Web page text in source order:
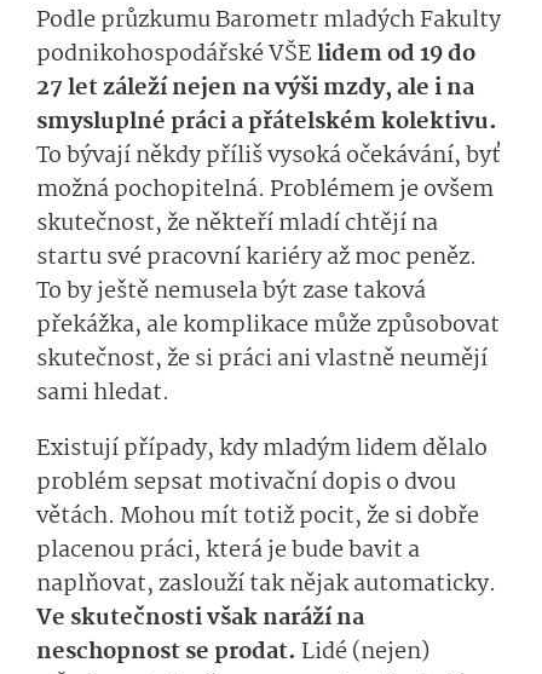
Podle průzkumu Barometr mladých Fakulty
podnikohospodářské VŠElidem od 19 do
27 let záleží nejen na výši mzdy, ale i na
smysluplné práci a přátelském kolektivu.
To bývají někdy příliš vysoká očekávání, byť
možná pochopitelná. Problémem je ovšem
skutečnost, že někteří mladí chtějí na
startu své pracovní kariéry až moc peněz.
To by ještě nemusela být zase taková
překážka, ale komplikace může způsobovat
skutečnost, že si práci ani vlastně neumějí
sami hledat.
Existují případy, kdy mladým lidem dělalo
problém sepsat motivační dopis o dvou
větách. Mohou mít totiž pocit, že si dobře
placenou práci, která je bude bavit a
naplňovat, zaslouží tak nějak automaticky.
Ve skutečnosti však naráží na
neschopnost se prodat. Lidé (nejen)